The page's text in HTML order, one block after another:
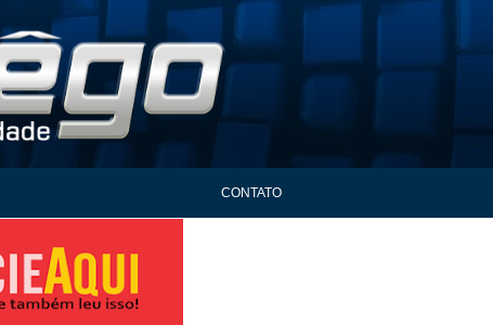
CONTATO